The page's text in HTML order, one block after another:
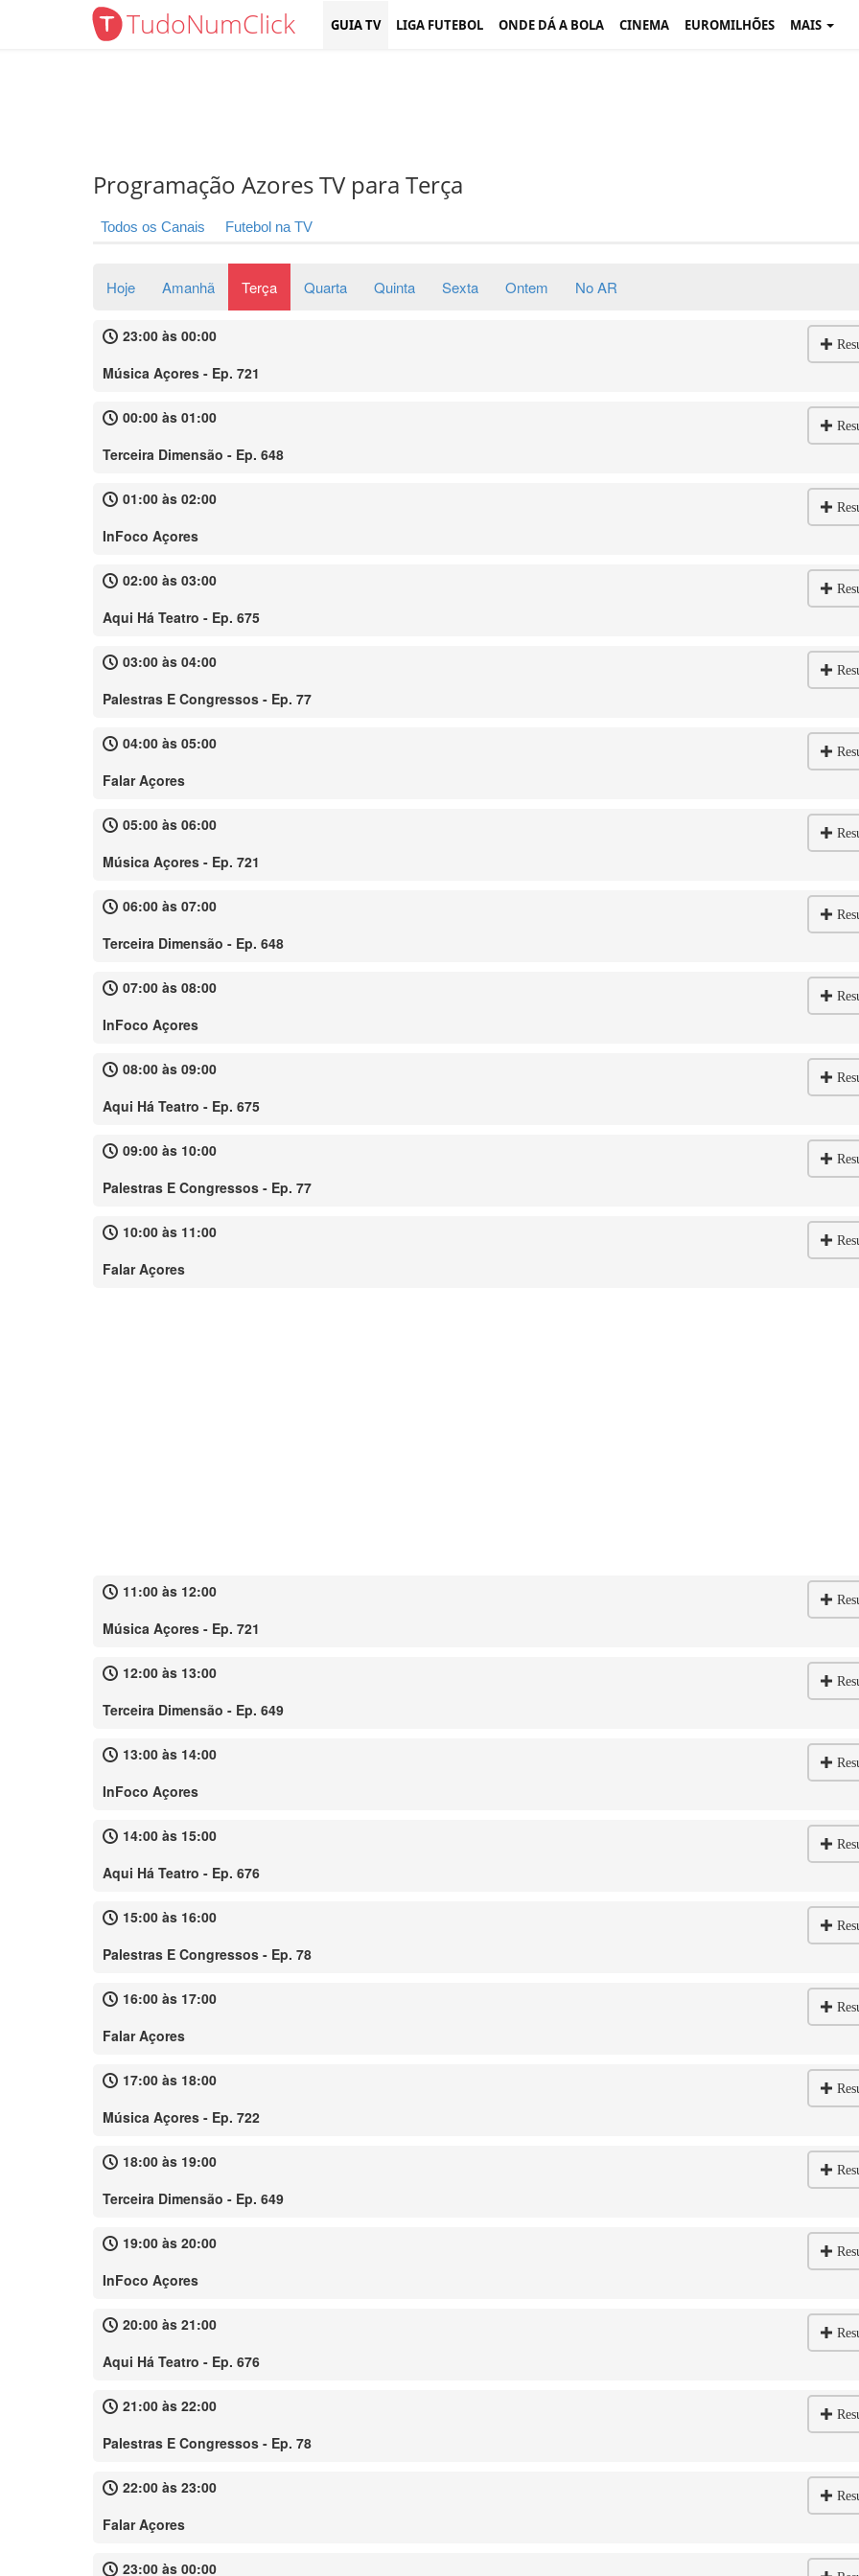
TudoNumClick GUIA TV LIGA FUTEBOL ONDE DÁ A BOLA CINEMA EUROMILHÕES MAIS
Programação Azores TV para Terça
Todos os Canais Futebol na TV
Hoje Amanhã Terça Quarta Quinta Sexta Ontem No AR
23:00 às 00:00
Música Açores - Ep. 721
00:00 às 01:00
Terceira Dimensão - Ep. 648
01:00 às 02:00
InFoco Açores
02:00 às 03:00
Aqui Há Teatro - Ep. 675
03:00 às 04:00
Palestras E Congressos - Ep. 77
04:00 às 05:00
Falar Açores
05:00 às 06:00
Música Açores - Ep. 721
06:00 às 07:00
Terceira Dimensão - Ep. 648
07:00 às 08:00
InFoco Açores
08:00 às 09:00
Aqui Há Teatro - Ep. 675
09:00 às 10:00
Palestras E Congressos - Ep. 77
10:00 às 11:00
Falar Açores
11:00 às 12:00
Música Açores - Ep. 721
12:00 às 13:00
Terceira Dimensão - Ep. 649
13:00 às 14:00
InFoco Açores
14:00 às 15:00
Aqui Há Teatro - Ep. 676
15:00 às 16:00
Palestras E Congressos - Ep. 78
16:00 às 17:00
Falar Açores
17:00 às 18:00
Música Açores - Ep. 722
18:00 às 19:00
Terceira Dimensão - Ep. 649
19:00 às 20:00
InFoco Açores
20:00 às 21:00
Aqui Há Teatro - Ep. 676
21:00 às 22:00
Palestras E Congressos - Ep. 78
22:00 às 23:00
Falar Açores
23:00 às 00:00